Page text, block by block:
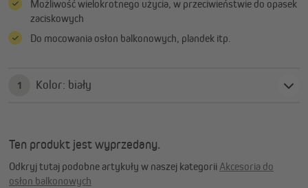
Możliwość wielokrotnego użycia, w przeciwieństwie do opasek
zaciskowych
Do mocowania osłon balkonowych, plandek itp.
1 Kolor: biały
Ten produkt jest wyprzedany.
Odkryj tutaj podobne artykuły w naszej kategorii Akcesoria do
osłon balkonowych